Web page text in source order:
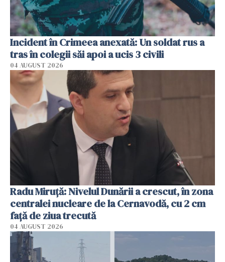
Incident în Crimeea anexată: Un soldat rus a
tras în colegii săi apoi a ucis 3 civili
04 AUGUST 2026
Radu Miruţă: Nivelul Dunării a crescut, în zona
centralei nucleare de la Cernavodă, cu 2 cm
faţă de ziua trecută
04 AUGUST 2026